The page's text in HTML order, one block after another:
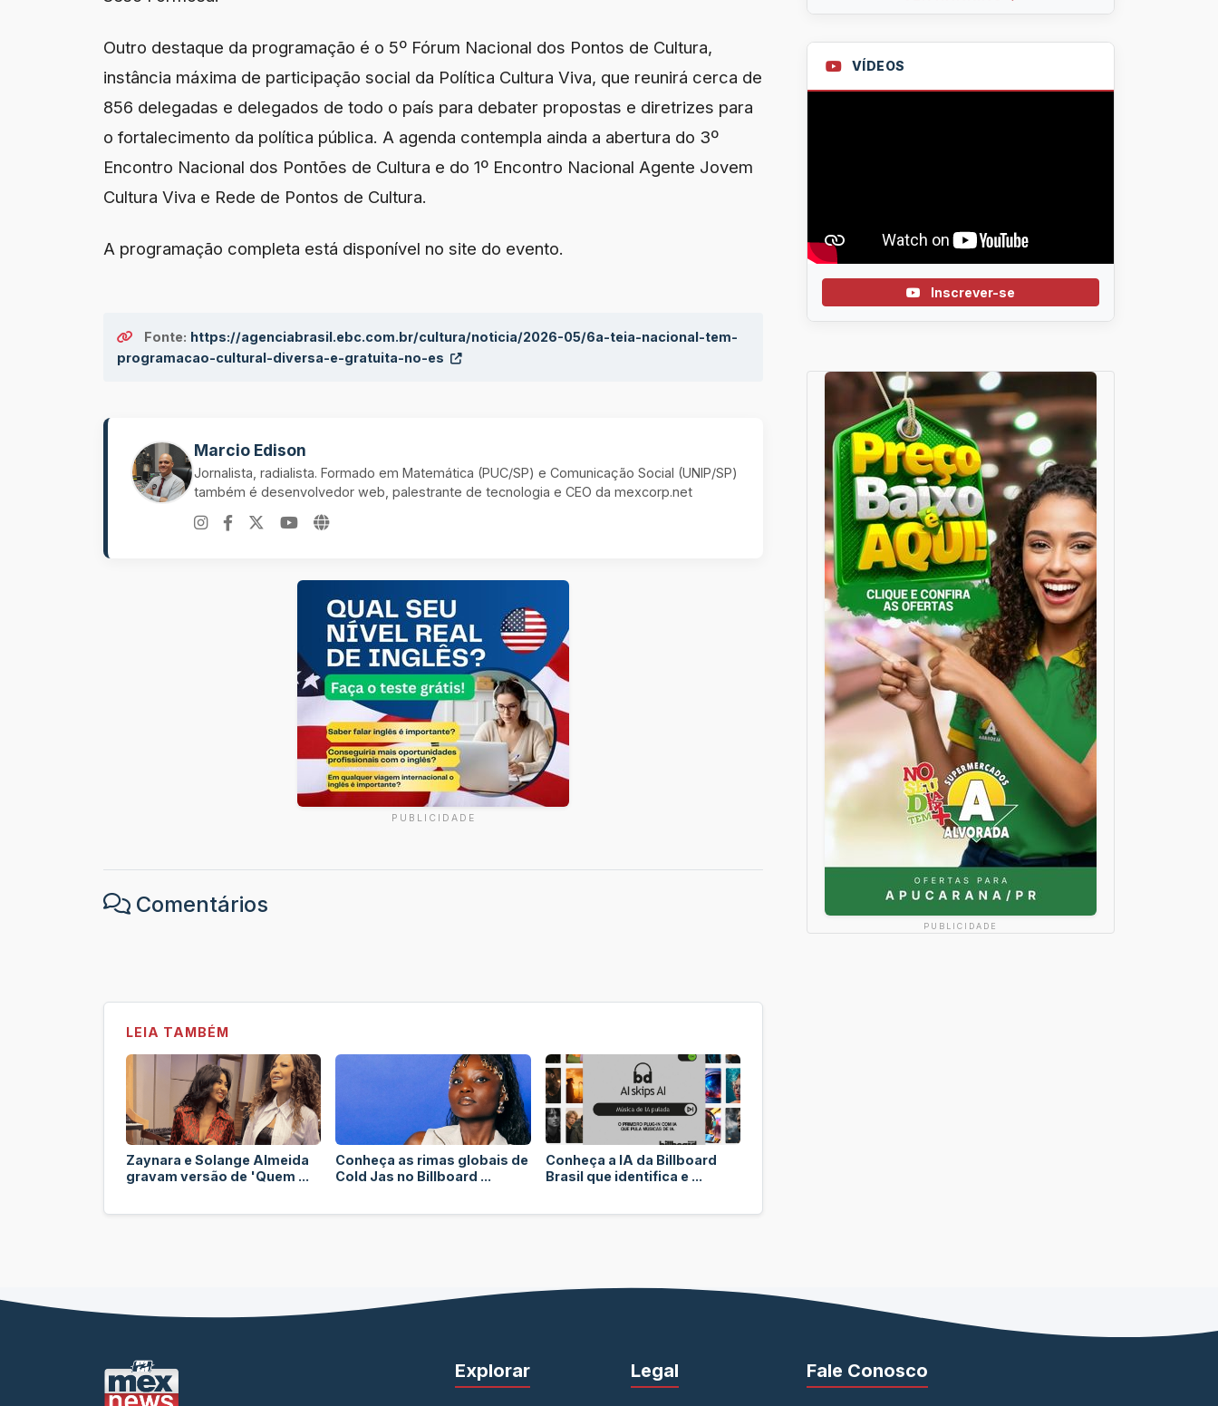
Outro destaque da programação é o 5º Fórum Nacional dos Pontos de Cultura,
instância máxima de participação social da Política Cultura Viva, que reunirá cerca de
856 delegadas e delegados de todo o país para debater propostas e diretrizes para
o fortalecimento da política pública. A agenda contempla ainda a abertura do 3º
Encontro Nacional dos Pontões de Cultura e do 1º Encontro Nacional Agente Jovem
Cultura Viva e Rede de Pontos de Cultura.
A programação completa está disponível no site do evento.
Fonte: https://agenciabrasil.ebc.com.br/cultura/noticia/2026-05/6a-teia-nacional-tem-
programacao-cultural-diversa-e-gratuita-no-es
Marcio Edison
Jornalista, radialista. Formado em Matemática (PUC/SP) e Comunicação Social (UNIP/SP)
também é desenvolvedor web, palestrante de tecnologia e CEO da mexcorp.net
PUBLICIDADE
Comentários
LEIA TAMBÉM
Zaynara e Solange Almeida
gravam versão de 'Quem ...
Conheça as rimas globais de
Cold Jas no Billboard ...
Conheça a IA da Billboard
Brasil que identifica e ...
VÍDEOS
Inscrever-se
PUBLICIDADE
Explorar Legal Fale Conosco